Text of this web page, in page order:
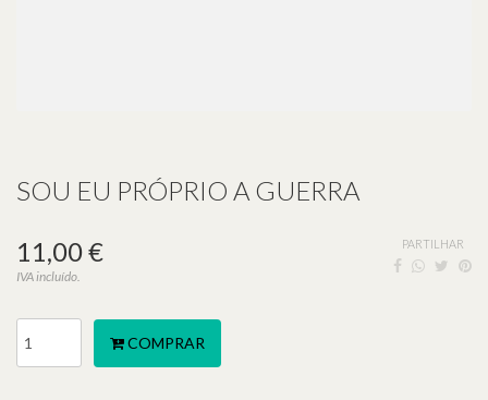
SOU EU PRÓPRIO A GUERRA
11,00 €
IVA incluído.
PARTILHAR
COMPRAR